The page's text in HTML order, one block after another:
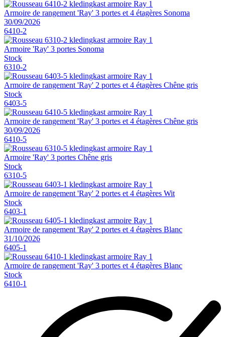
Armoire de rangement 'Ray' 3 portes et 4 étagères Sonoma
30/09/2026
6410-2
Armoire 'Ray' 3 portes Sonoma
Stock
6310-2
Armoire de rangement 'Ray' 2 portes et 4 étagères Chêne gris
Stock
6403-5
Armoire de rangement 'Ray' 3 portes et 4 étagères Chêne gris
30/09/2026
6410-5
Armoire 'Ray' 3 portes Chêne gris
Stock
6310-5
Armoire de rangement 'Ray' 2 portes et 4 étagères Wit
Stock
6403-1
Armoire de rangement 'Ray' 2 portes et 4 étagères Blanc
31/10/2026
6405-1
Armoire de rangement 'Ray' 3 portes et 4 étagères Blanc
Stock
6410-1